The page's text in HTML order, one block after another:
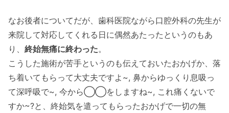
なお後者についてだが、歯科医院ながら口腔外科の先生が
来院して対応してくれる日に偶然あたったというのもあ
り、 終始無痛に終わった。
こうした施術が苦手というのも伝えておいたおかげか、落
ち着いてもらって大丈夫ですよ~, 鼻からゆっくり息吸っ
て深呼吸で~, 今から◯◯をしますね~, これ痛くないで
すか~?と、終始気を遣ってもらったおかげで一切の無